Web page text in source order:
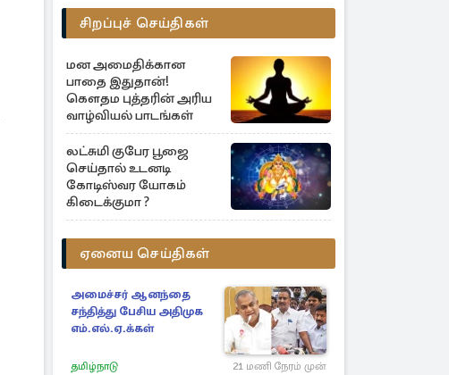
சிறப்புச் செய்திகள்
மன அமைதிக்கான
பாதை இதுதான்!
கௌதம புத்தரின் அரிய
வாழ்வியல் பாடங்கள்
லட்சுமி குபேர பூஜை
செய்தால் உடனடி
கோடிஸ்வர யோகம்
கிடைக்குமா ?
ஏனைய செய்திகள்
அமைச்சர் ஆனந்தை
சந்தித்து பேசிய அதிமுக
எம்.எல்.ஏ.க்கள்
தமிழ்நாடு 21 மணி நேரம் முன்